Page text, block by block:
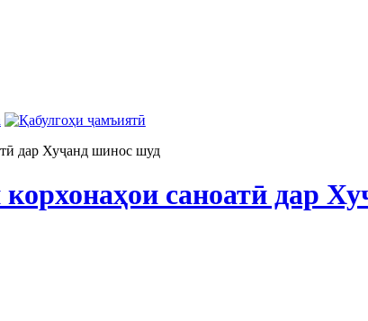
дар Хуҷанд шинос шуд
саноатӣ дар